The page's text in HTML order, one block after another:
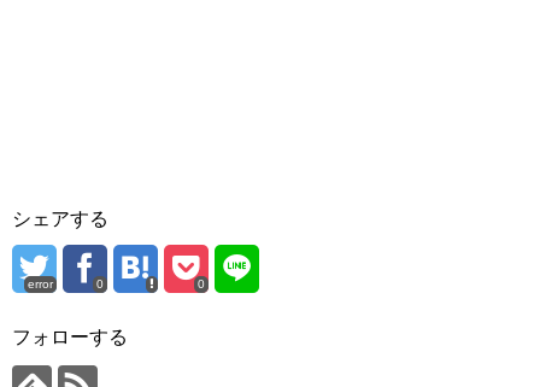
シェアする
error 0 0
フォローする